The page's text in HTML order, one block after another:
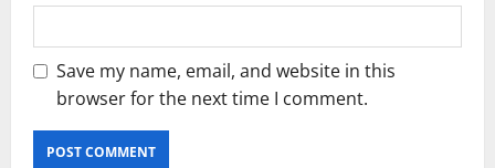
Save my name, email, and website in this
browser for the next time I comment.